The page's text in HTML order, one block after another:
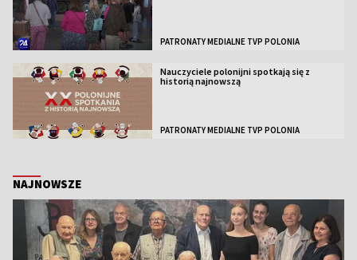
PATRONATY MEDIALNE TVP POLONIA
Nauczyciele polonijni spotkają się z
historią najnowszą
PATRONATY MEDIALNE TVP POLONIA
NAJNOWSZE